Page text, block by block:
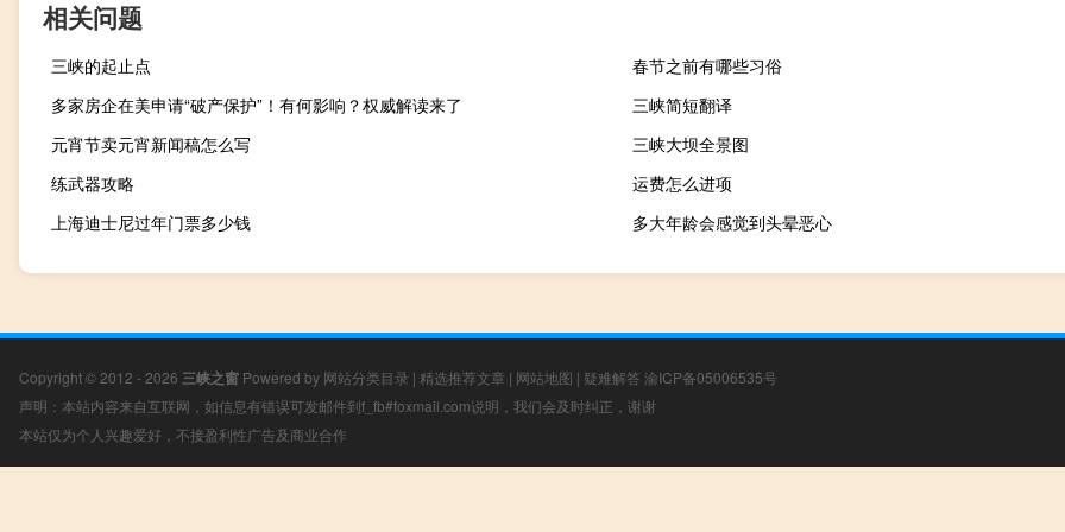
相关问题
三峡的起止点
春节之前有哪些习俗
多家房企在美申请“破产保护”！有何影响？权威解读来了
三峡简短翻译
元宵节卖元宵新闻稿怎么写
三峡大坝全景图
练武器攻略
运费怎么进项
上海迪士尼过年门票多少钱
多大年龄会感觉到头晕恶心
Copyright © 2012 - 2026 三峡之窗 Powered by 网站分类目录 | 精选推荐文章 | 网站地图 | 疑难解答 渝ICP备05006535号
声明：本站内容来自互联网，如信息有错误可发邮件到f_fb#foxmail.com说明，我们会及时纠正，谢谢
本站仅为个人兴趣爱好，不接盈利性广告及商业合作